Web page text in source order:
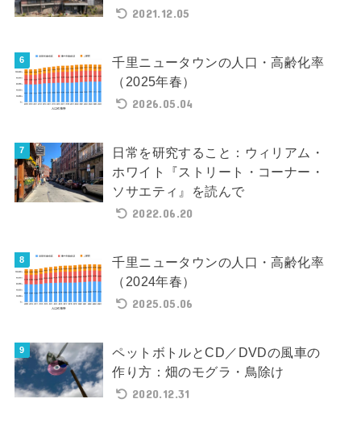
2021.12.05
千里ニュータウンの人口・高齢化率
（2025年春）
2026.05.04
日常を研究すること：ウィリアム・
ホワイト『ストリート・コーナー・
ソサエティ』を読んで
2022.06.20
千里ニュータウンの人口・高齢化率
（2024年春）
2025.05.06
ペットボトルとCD／DVDの風車の
作り方：畑のモグラ・鳥除け
2020.12.31